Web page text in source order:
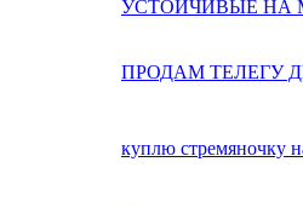
УСТОЙЧИВЫЕ НА
ПРОДАМ ТЕЛЕГУ
куплю стремяночку